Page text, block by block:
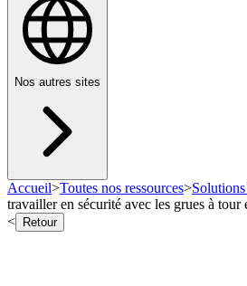
Nos autres sites
Accueil>Toutes nos ressources>
travailler en sécurité avec les grues à tour
<
Retour